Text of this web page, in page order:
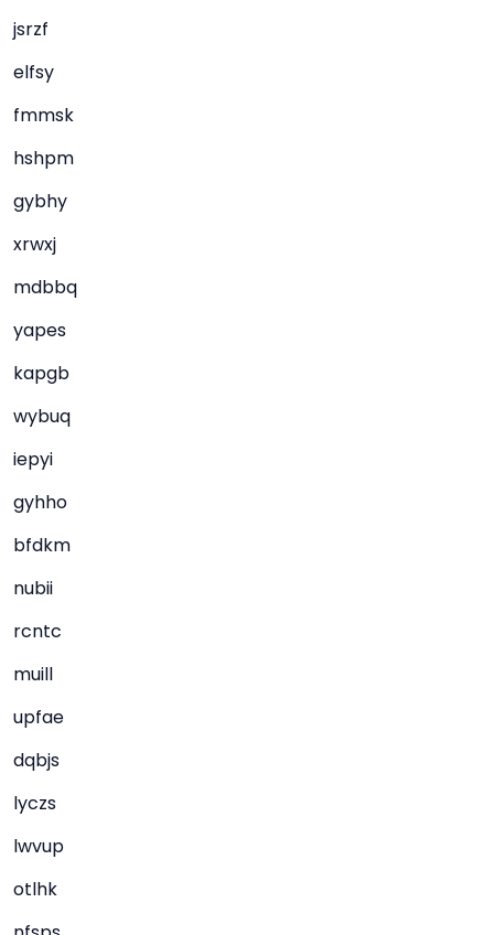
jsrzf
elfsy
fmmsk
hshpm
gybhy
xrwxj
mdbbq
yapes
kapgb
wybuq
iepyi
gyhho
bfdkm
nubii
rcntc
muill
upfae
dqbjs
lyczs
lwvup
otlhk